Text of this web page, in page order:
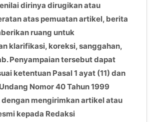
dirinya dirugikan atau
atas pemuatan artikel, berita
ruang untuk
klarifikasi, koreksi, sanggahan,
Penyampaian tersebut dapat
ketentuan Pasal 1 ayat (11) dan
Nomor 40 Tahun 1999
mengirimkan artikel atau
kepada Redaksi